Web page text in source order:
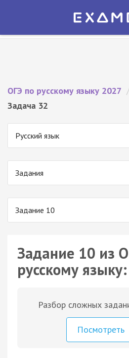
Экзамер — ЕГЭ 2027
ОГЭ по русскому языку 2027 /
Задача 32
Русский язык
Задания
Задание 10
Задание 10 из
русскому
Разбор сложных
Посмотреть